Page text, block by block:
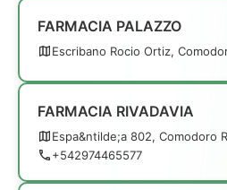
FARMACIA PALAZZO
Escribano Rocio Ortiz,
FARMACIA RIVADAVIA
Espa&ntilde;a 802, Comodoro
+542974465577